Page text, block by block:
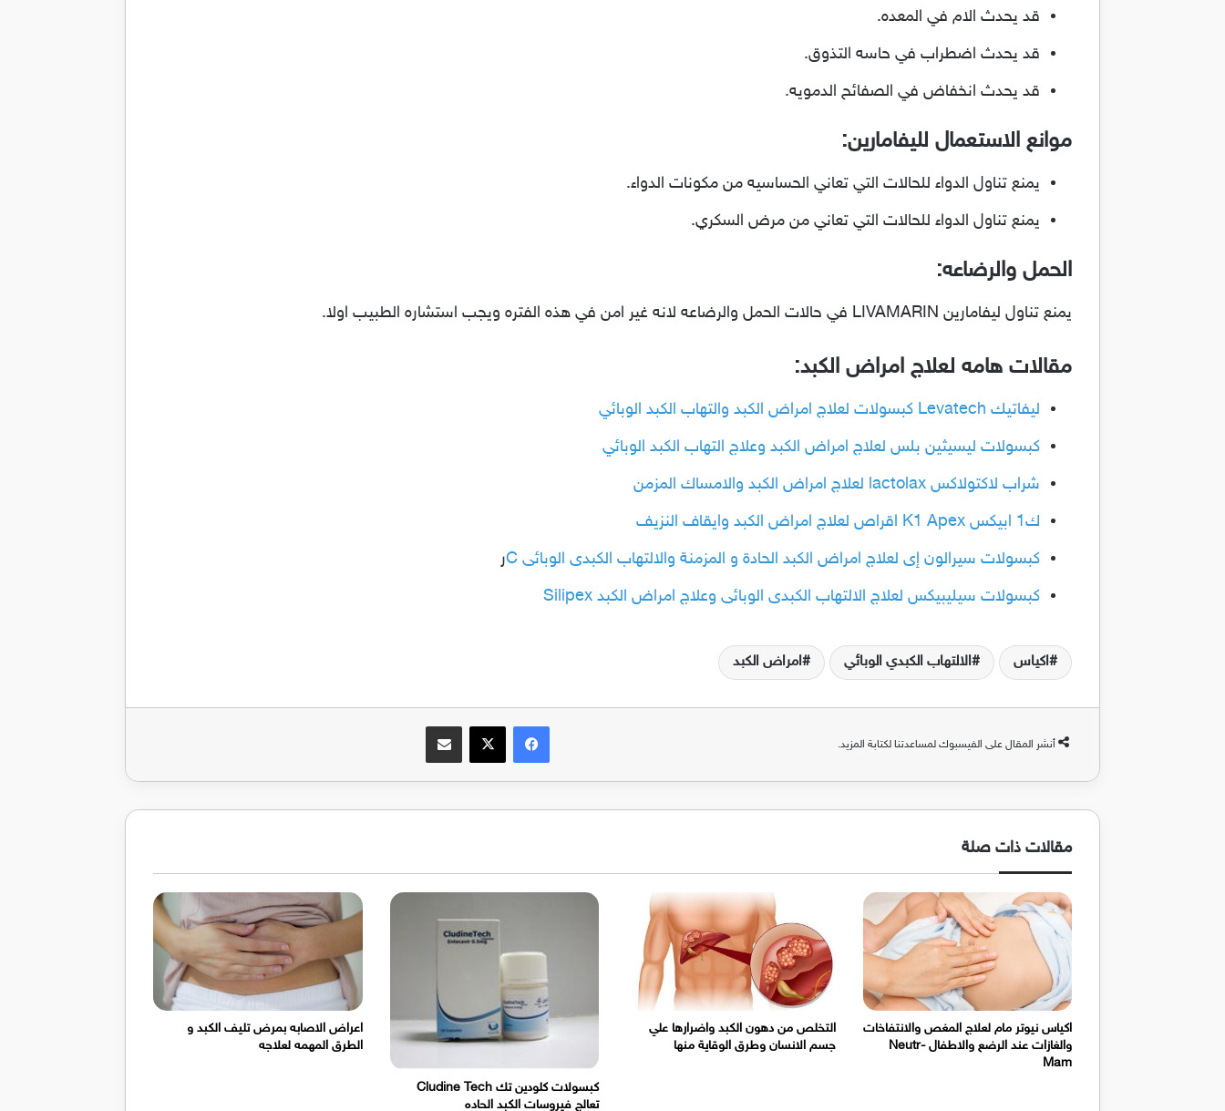
قد يحدث الام في المعده.
قد يحدث اضطراب في حاسه التذوق.
قد يحدث انخفاض في الصفائح الدمويه.
موانع الاستعمال لليفامارين:
يمنع تناول الدواء للحالات التي تعاني الحساسيه من مكونات الدواء.
يمنع تناول الدواء للحالات التي تعاني من مرض السكري.
الحمل والرضاعه:
يمنع تناول ليفامارين LIVAMARIN في حالات الحمل والرضاعه لانه غير امن في هذه الفتره ويجب استشاره الطبيب اولا.
مقالات هامه لعلاج امراض الكبد:
ليفاتيك Levatech كبسولات لعلاج امراض الكبد والتهاب الكبد الوبائي
كبسولات ليسيثين بلس لعلاج امراض الكبد وعلاج التهاب الكبد الوبائي
شراب لاكتولاكس lactolax لعلاج امراض الكبد والامساك المزمن
ك1 ابيكس K1 Apex اقراص لعلاج امراض الكبد وايقاف النزيف
كبسولات سيرالون إى لعلاج امراض الكبد الحادة و المزمنة والالتهاب الكبدى الوبائى C
ر
كبسولات سيليبيكس لعلاج الالتهاب الكبدى الوبائى وعلاج امراض الكبد Silipex
اكياس الالتهاب الكبدي الوبائي امراض الكبد
أنشر المقال على الفيسبوك لمساعدتنا لكتابة المزيد.
فيسبوك‫X مشاركة عبر البريد
مقالات ذات صلة
اكياس نيوتر مام لعلاج المغص والانتفاخات
والغازات عند الرضع والاطفال Neutr-
Mam
التخلص من دهون الكبد واضرارها علي
جسم الانسان وطرق الوقاية منها
كبسولات كلودين تك Cludine Tech
تعالج فيروسات الكبد الحاده
اعراض الاصابه بمرض تليف الكبد و
الطرق المهمه لعلاجه